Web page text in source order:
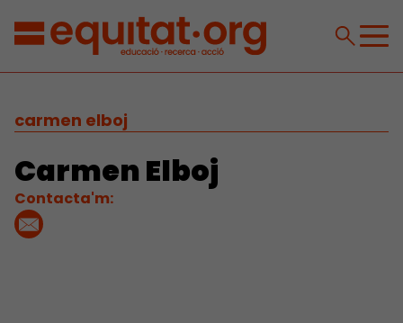
carmen elboj
Carmen Elboj
Contacta'm: